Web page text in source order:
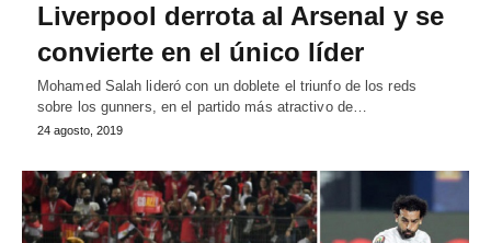
Liverpool derrota al Arsenal y se
convierte en el único líder
Mohamed Salah lideró con un doblete el triunfo de los reds
sobre los gunners, en el partido más atractivo de…
24 agosto, 2019